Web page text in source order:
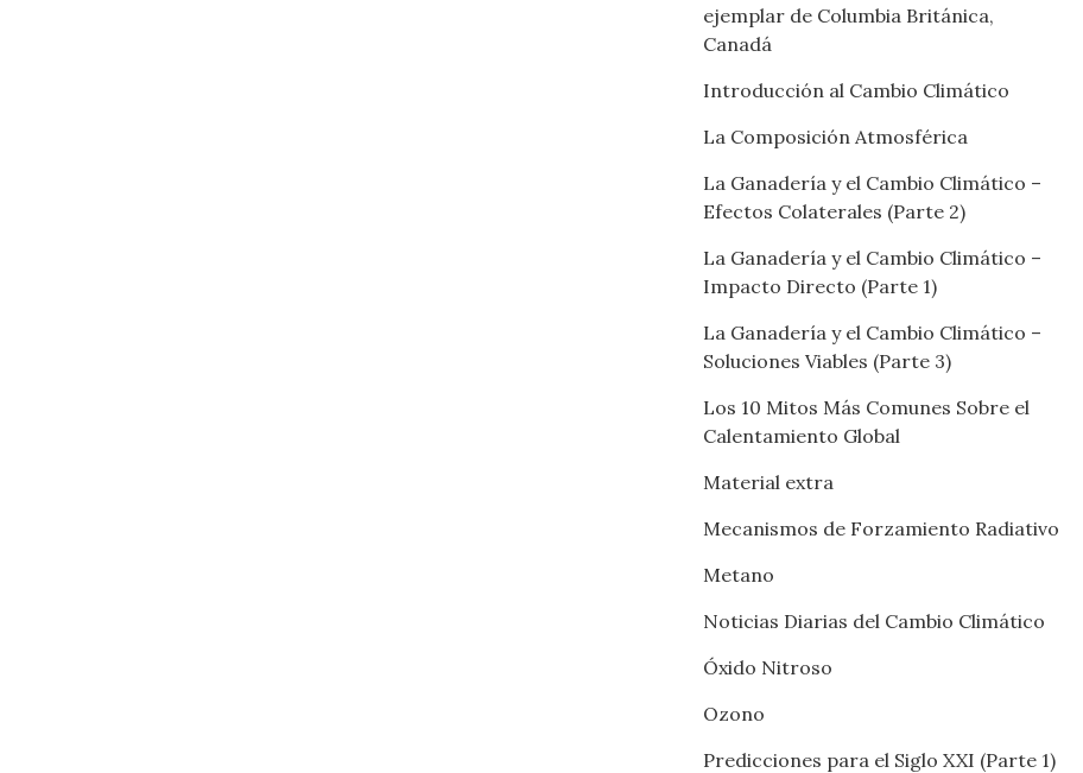
ejemplar de Columbia Británica,
Canadá
Introducción al Cambio Climático
La Composición Atmosférica
La Ganadería y el Cambio Climático –
Efectos Colaterales (Parte 2)
La Ganadería y el Cambio Climático –
Impacto Directo (Parte 1)
La Ganadería y el Cambio Climático –
Soluciones Viables (Parte 3)
Los 10 Mitos Más Comunes Sobre el
Calentamiento Global
Material extra
Mecanismos de Forzamiento Radiativo
Metano
Noticias Diarias del Cambio Climático
Óxido Nitroso
Ozono
Predicciones para el Siglo XXI (Parte 1)